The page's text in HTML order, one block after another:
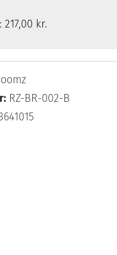
217,00 kr.
RZ-BR-002-B